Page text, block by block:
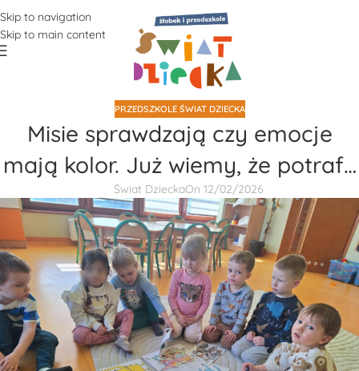
Skip to navigation
Skip to main content
PRZEDSZKOLE ŚWIAT DZIECKA
Misie sprawdzają czy emocje
mają kolor. Już wiemy, że potraf…
Świat DzieckaOn 12/02/2026